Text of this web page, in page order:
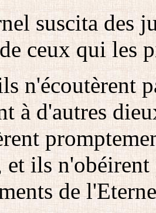
suscita des
ceux qui les
n'écoutèrent
à d'autres
et ils
de